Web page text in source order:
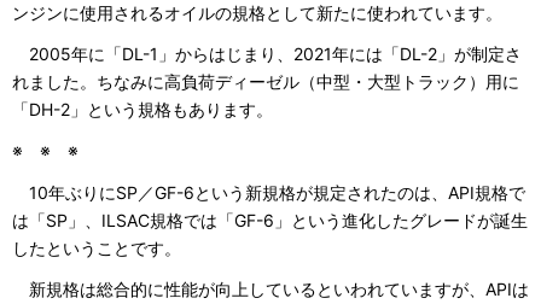
ンジンに使用されるオイルの規格として新たに使われています。
2005年に「DL-1」からはじまり、2021年には「DL-2」が制定さ
れました。ちなみに高負荷ディーゼル（中型・大型トラック）用に
「DH-2」という規格もあります。
※ ※ ※
10年ぶりにSP／GF-6という新規格が規定されたのは、API規格で
は「SP」、ILSAC規格では「GF-6」という進化したグレードが誕生
したということです。
新規格は総合的に性能が向上しているといわれていますが、APIは